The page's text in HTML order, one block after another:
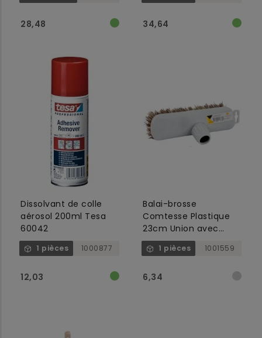
28,48 34,64
Dissolvant de colle
aérosol 200ml Tesa
60042
1 pièces 1000877
12,03
Balai-brosse
Comtesse Plastique
23cm Union avec
fermeture universelle
1 pièces 1001559
6,34